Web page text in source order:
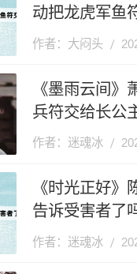
动把龙虎军鱼
作者：大闷头
《墨雨云间》
兵符交给长公
作者：迷魂冰
《时光正好》
告诉受害者了
作者：迷魂冰